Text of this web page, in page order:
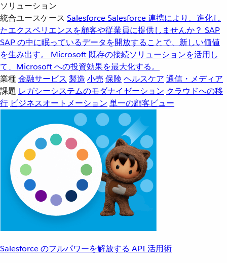
ソリューション
統合ユースケース SalesforceSalesforce 連携により、進化し
たエクスペリエンスを顧客や従業員に提供しませんか？ SAP
SAP の中に眠っているデータを開放することで、新しい価値
を生み出す。
Microsoft 既存の接続ソリューションを活用し
て、Microsoft への投資効果を最大化する。
業種金融サービス 製造 小売 保険 ヘルスケア 通信・メディア
課題 レガシーシステムのモダナイゼーション クラウドへの移
行 ビジネスオートメーション 単一の顧客ビュー
Salesforce のフルパワーを解放する API 活用術